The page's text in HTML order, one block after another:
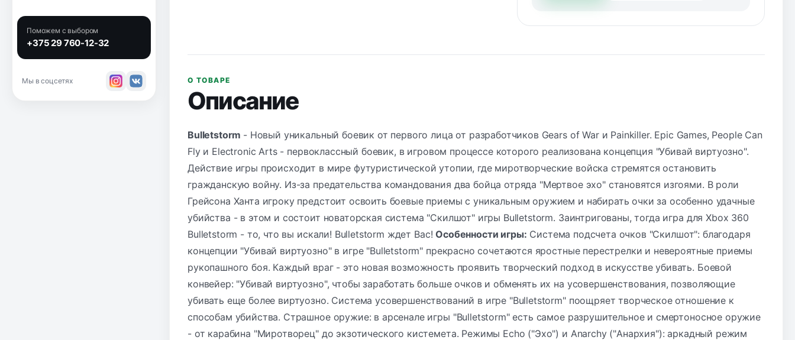
Поможем с выбором
+375 29 760-12-32
Мы в соцсетях О ТОВАРЕ
Описание
Bulletstorm - Новый уникальный боевик от первого лица от разработчиков Gears of War и Painkiller. Epic Games, People Can
Fly и Electronic Arts - первоклассный боевик, в игровом процессе которого реализована концепция "Убивай виртуозно".
Действие игры происходит в мире футуристической утопии, где миротворческие войска стремятся остановить
гражданскую войну. Из-за предательства командования два бойца отряда "Мертвое эхо" становятся изгоями. В роли
Грейсона Ханта игроку предстоит освоить боевые приемы с уникальным оружием и набирать очки за особенно удачные
убийства - в этом и состоит новаторская система "Скилшот" игры Bulletstorm. Заинтригованы, тогда игра для Xbox 360
Bulletstorm - то, что вы искали! Bulletstorm ждет Вас!Особенности игры: Система подсчета очков "Скилшот": благодаря
концепции "Убивай виртуозно" в игре "Bulletstorm" прекрасно сочетаются яростные перестрелки и невероятные приемы
рукопашного боя. Каждый враг - это новая возможность проявить творческий подход в искусстве убивать. Боевой
конвейер: "Убивай виртуозно", чтобы заработать больше очков и обменять их на усовершенствования, позволяющие
убивать еще более виртуозно. Система усовершенствований в игре "Bulletstorm" поощряет творческое отношение к
способам убийства. Страшное оружие: в арсенале игры "Bulletstorm" есть самое разрушительное и смертоносное оружие
- от карабина "Миротворец" до экзотического кистемета. Режимы Echo ("Эхо") и Anarchy ("Анархия"): аркадный режим